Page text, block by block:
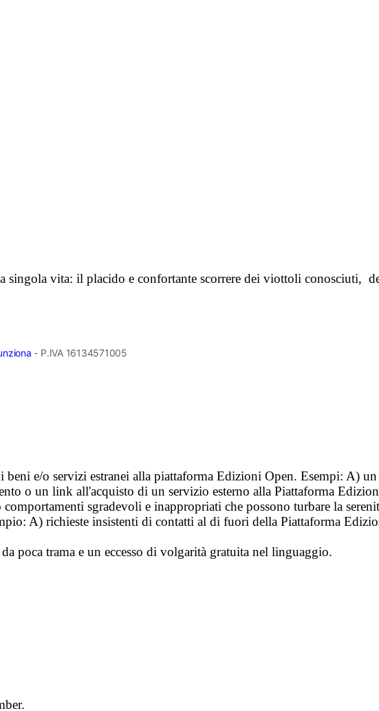
singola vita: il placido e confortante scorrere dei viottoli conosciuti,
- P.IVA 16134571005
e/o servizi estranei alla piattaforma Edizioni Open. Esempi: A)
o un link all'acquisto di un servizio esterno alla Piattaforma
comportamenti sgradevoli e inappropriati che possono turbare la
A) richieste insistenti di contatti al di fuori della Piattaforma
poca trama e un eccesso di volgarità gratuita nel linguaggio.